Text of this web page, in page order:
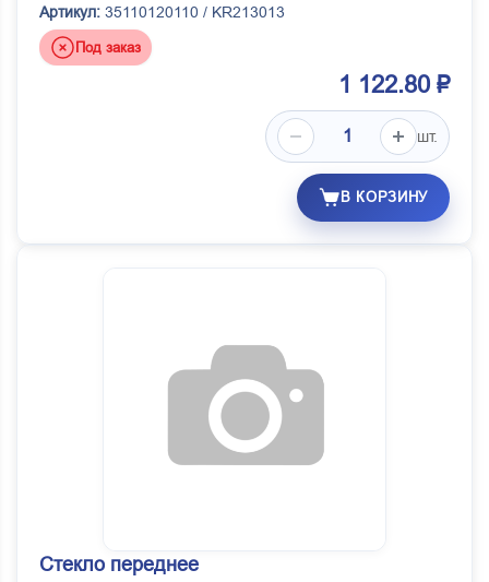
Артикул: 35110120110 / KR213013
Под заказ
1 122.80 ₽
шт.
В КОРЗИНУ
Стекло переднее